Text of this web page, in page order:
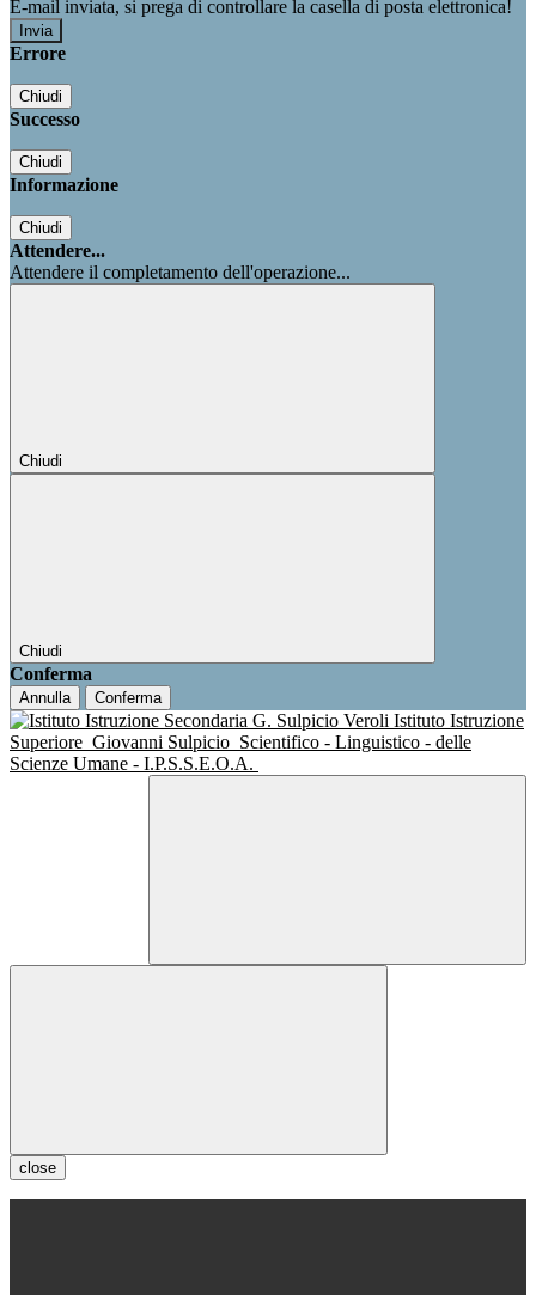
E-mail inviata, si prega di controllare la casella di posta elettronica!
Errore
Chiudi
Successo
Chiudi
Informazione
Chiudi
Attendere...
Attendere il completamento dell'operazione...
Chiudi
Chiudi
Conferma
Annulla Conferma
Istituto Istruzione
Superiore Giovanni Sulpicio Scientifico - Linguistico - delle
Scienze Umane - I.P.S.S.E.O.A.
close